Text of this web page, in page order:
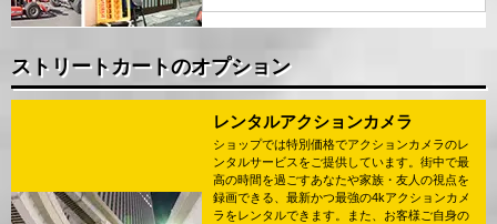
ストリートカートのオプション
レンタルアクションカメラ
ショップでは特別価格でアクションカメラのレ
ンタルサービスをご提供しています。街中で最
高の時間を過ごすあなたや家族・友人の視点を
録画できる、最新かつ最強の4kアクションカメ
ラをレンタルできます。また、お客様ご自身の